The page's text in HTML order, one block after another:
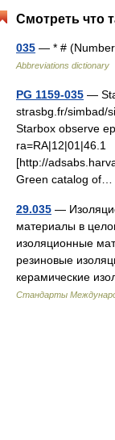
Смотреть что
035 — * #
Abbreviations dictionary
PG 1159-035 —
strasbg.fr/simbad/
Starbox observe
ra=RA|12|01|46.1
[http://
Green catalog
29.035 —
материалы в
изоляционные
резиновые
керамические
Стандарты